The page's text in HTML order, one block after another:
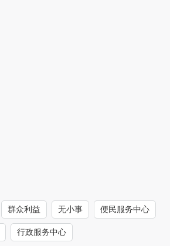
群众利益 无小事 便民服务中心
行政服务中心